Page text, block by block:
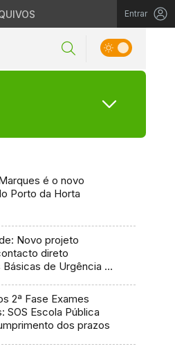
Entrar
é o novo
Porto da Horta
Novo projeto
direto
Básicas de Urgência e
2ª Fase Exames
SOS Escola Pública
dos prazos